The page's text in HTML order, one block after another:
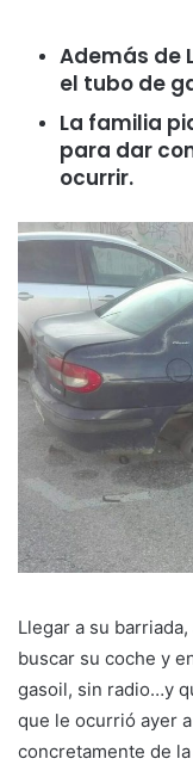
Además de
el tubo de
La familia
para dar
ocurrir.
Llegar a su
buscar su coche y
gasoil, sin radio…y
que le ocurrió ayer
concretamente de